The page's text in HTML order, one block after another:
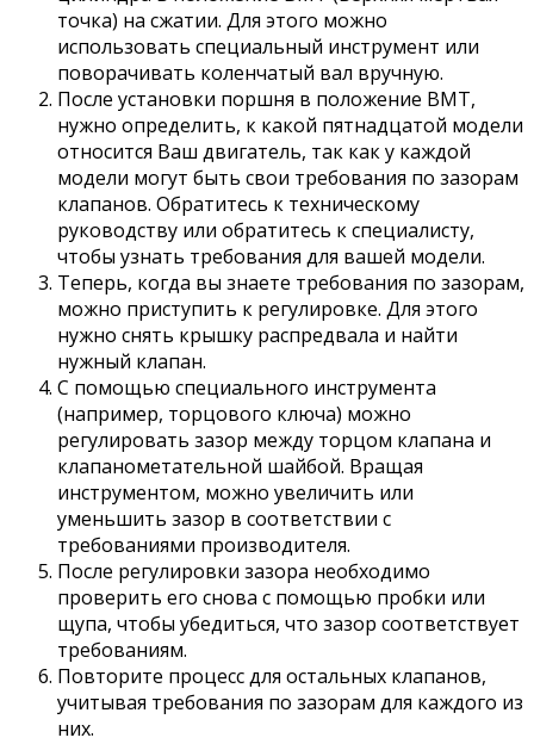
точка) на сжатии. Для этого можно
использовать специальный инструмент или
поворачивать коленчатый вал вручную.
После установки поршня в положение ВМТ,
нужно определить, к какой пятнадцатой модели
относится Ваш двигатель, так как у каждой
модели могут быть свои требования по зазорам
клапанов. Обратитесь к техническому
руководству или обратитесь к специалисту,
чтобы узнать требования для вашей модели.
Теперь, когда вы знаете требования по зазорам,
можно приступить к регулировке. Для этого
нужно снять крышку распредвала и найти
нужный клапан.
С помощью специального инструмента
(например, торцового ключа) можно
регулировать зазор между торцом клапана и
клапанометательной шайбой. Вращая
инструментом, можно увеличить или
уменьшить зазор в соответствии с
требованиями производителя.
После регулировки зазора необходимо
проверить его снова с помощью пробки или
щупа, чтобы убедиться, что зазор соответствует
требованиям.
Повторите процесс для остальных клапанов,
учитывая требования по зазорам для каждого из
них.